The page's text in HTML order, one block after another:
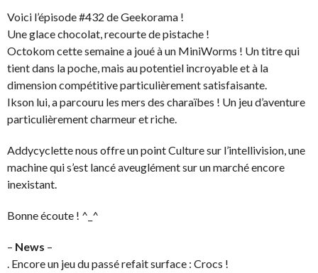
Voici l’épisode #432 de Geekorama !
Une glace chocolat, recourte de pistache !
Octokom cette semaine a joué à un MiniWorms ! Un titre qui
tient dans la poche, mais au potentiel incroyable et à la
dimension compétitive particulièrement satisfaisante.
Ikson lui, a parcouru les mers des charaïbes ! Un jeu d’aventure
particulièrement charmeur et riche.
Addycyclette nous offre un point Culture sur l’intellivision, une
machine qui s’est lancé aveuglément sur un marché encore
inexistant.
Bonne écoute ! ^_^
– News –
. Encore un jeu du passé refait surface : Crocs !